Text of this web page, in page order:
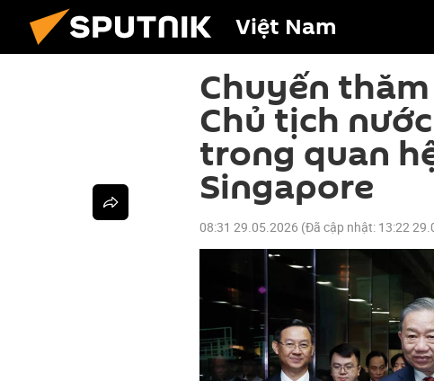
Việt Nam
Chuyến
Chủ tịch
trong quan
Singapore
08:31 29.05.2026 (Đã cập nhật: 13:22